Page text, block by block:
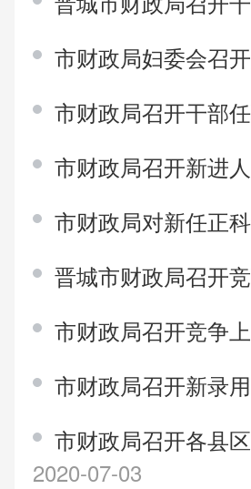
市财政局妇委会召
市财政局召开干部
市财政局召开新进
市财政局对新任正
晋城市财政局召开
市财政局召开竞争
市财政局召开新录
市财政局召开各县
2020-07-03